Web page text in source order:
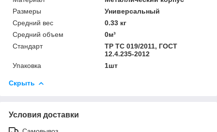
Размеры
Универсальный
Средний вес
0.33 кг
Средний объем
0м³
Стандарт
ТР ТС 019/2011, ГОСТ
12.4.235-2012
Упаковка
1шт
Скрыть
Условия доставки